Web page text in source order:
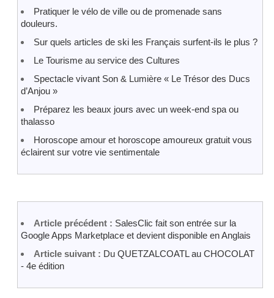
Pratiquer le vélo de ville ou de promenade sans
douleurs.
Sur quels articles de ski les Français surfent-ils le plus ?
Le Tourisme au service des Cultures
Spectacle vivant Son & Lumière « Le Trésor des Ducs
d’Anjou »
Préparez les beaux jours avec un week-end spa ou
thalasso
Horoscope amour et horoscope amoureux gratuit vous
éclairent sur votre vie sentimentale
Article précédent : SalesClic fait son entrée sur la
Google Apps Marketplace et devient disponible en Anglais
Article suivant : Du QUETZALCOATL au CHOCOLAT
- 4e édition